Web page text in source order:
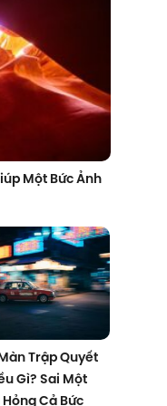
Một Bức Ảnh
Trập Quyết
Gì? Sai Một
Cả Bức